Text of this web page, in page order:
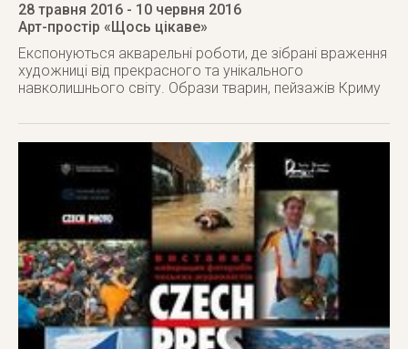
28 травня 2016 - 10 червня 2016
Арт-простір «Щось цікаве»
Експонуються акварельні роботи, де зібрані враження
художниці від прекрасного та унікального
навколишнього світу. Образи тварин, пейзажів Криму